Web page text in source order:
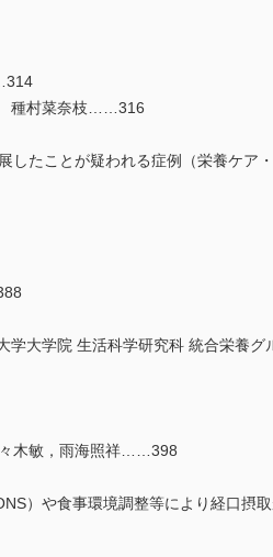
種村菜奈枝……316
たことが疑われる症例（栄養ケア
大学大学院 生活科学研究科 統合
木敏，雨海照祥……398
）や食事環境調整等により経口